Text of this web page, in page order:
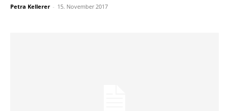
Petra Kellerer - 15. November 2017